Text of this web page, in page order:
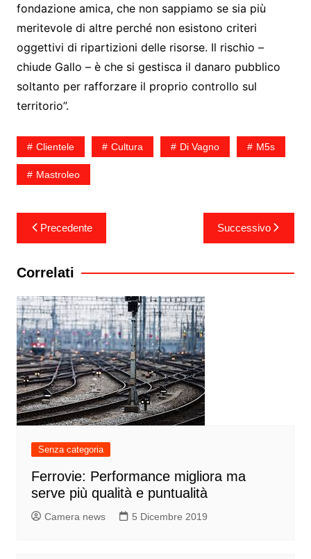
fondazione amica, che non sappiamo se sia più
meritevole di altre perché non esistono criteri
oggettivi di ripartizioni delle risorse. Il rischio –
chiude Gallo – è che si gestisca il danaro pubblico
soltanto per rafforzare il proprio controllo sul
territorio”.
Clientele Cultura Di Vagno M5s
Mastroleo
Navigazione
articoli
Precedente Successivo
Correlati
Senza categoria
Ferrovie: Performance migliora ma
serve più qualità e puntualità
Camera news 5 Dicembre 2019